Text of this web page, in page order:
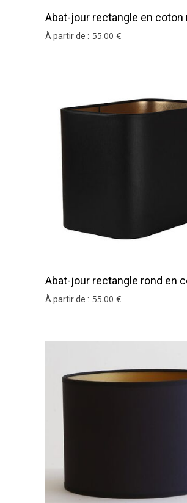
Abat-jour rectangle en coton
À partir de : 55.00 €
Abat-jour rectangle rond en
et or
À partir de : 55.00 €